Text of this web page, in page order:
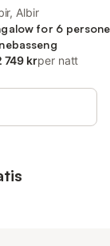
Albir
for 6
749 krper natt